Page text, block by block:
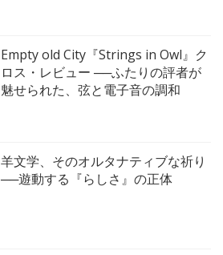
Empty old City『Strings in Owl』ク
ロス・レビュー ──ふたりの評者が
魅せられた、弦と電子音の調和
羊文学、そのオルタナティブな祈り
──遊動する『らしさ』の正体